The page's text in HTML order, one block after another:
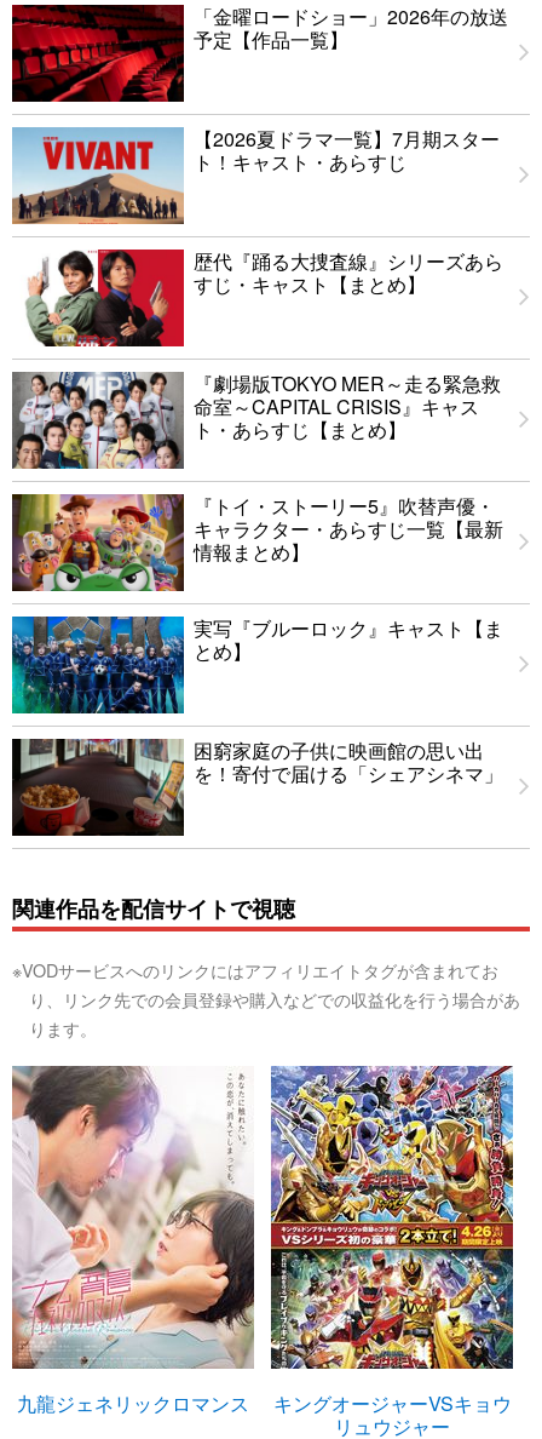
「金曜ロードショー」2026年の放送
予定【作品一覧】
【2026夏ドラマ一覧】7月期スター
ト！キャスト・あらすじ
歴代『踊る大捜査線』シリーズあら
すじ・キャスト【まとめ】
『劇場版TOKYO MER～走る緊急救
命室～CAPITAL CRISIS』キャス
ト・あらすじ【まとめ】
『トイ・ストーリー5』吹替声優・
キャラクター・あらすじ一覧【最新
情報まとめ】
実写『ブルーロック』キャスト【ま
とめ】
困窮家庭の子供に映画館の思い出
を！寄付で届ける「シェアシネマ」
関連作品を配信サイトで視聴
※VODサービスへのリンクにはアフィリエイトタグが含まれてお
り、リンク先での会員登録や購入などでの収益化を行う場合があ
ります。
九龍ジェネリックロマンス
キングオージャーVSキョウ
リュウジャー